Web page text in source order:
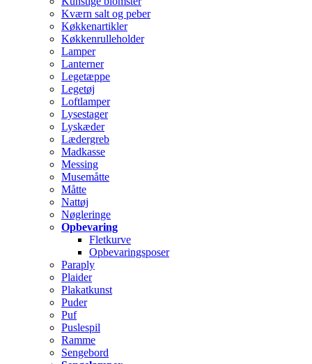
Kværn salt og peber
Køkkenartikler
Køkkenrulleholder
Lamper
Lanterner
Legetæppe
Legetøj
Loftlamper
Lysestager
Lyskæder
Lædergreb
Madkasse
Messing
Musemåtte
Måtte
Nattøj
Nøgleringe
Opbevaring
Fletkurve
Opbevaringsposer
Paraply
Plaider
Plakatkunst
Puder
Puf
Puslespil
Ramme
Sengebord